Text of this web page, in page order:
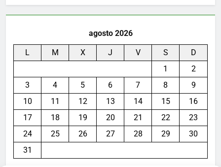
agosto 2026
L M X J V S
D
1
2
3
4 5 6 7 8
9
10
11 12 13 14 15
16
17
18 19 20 21 22
23
24
25 26 27 28 29
30
31